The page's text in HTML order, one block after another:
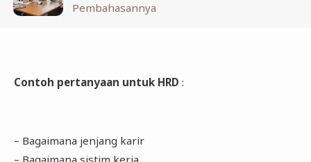
Pembahasannya
Contoh pertanyaan untuk HRD :
– Bagaimana jenjang karir